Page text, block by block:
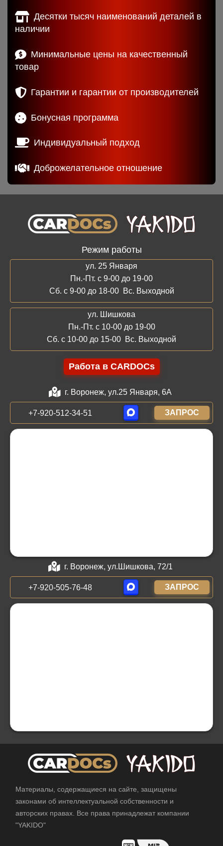
Десятки тысяч наименований деталей в
наличии
Минимальные цены на качественный
товар
Гарантии и гарантии от производителей
Бонусная программа
Индивидуальный подход
Доброжелательное отношение
Режим работы
ул. 25 Января
Пн.-Пт. с 9-00 до 19-00
Сб. с 9-00 до 18-00 Вс. Выходной
ул. Шишкова
Пн.-Пт. с 10-00 до 19-00
Сб. с 10-00 до 15-00 Вс. Выходной
Работа в CARDOCs
г. Воронеж, ул.25 Января, 6А
+7-920-512-34-51 ЗАПРОС
г. Воронеж, ул.Шишкова, 72/1
+7-920-505-76-48 ЗАПРОС
Материалы, содержащиеся на сайте, защищены
законами об интеллектуальной собственности и
авторских правах. Все права принадлежат компании
"YAKIDO"